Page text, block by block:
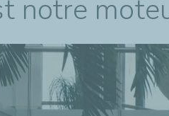
notre